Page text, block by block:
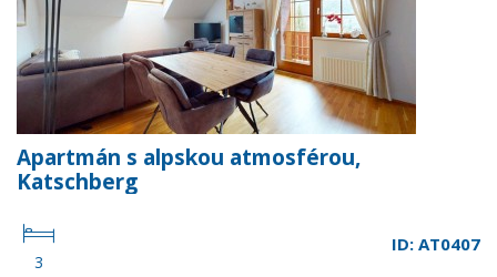
Apartmán s alpskou atmosférou,
Katschberg
3
ID: AT0407